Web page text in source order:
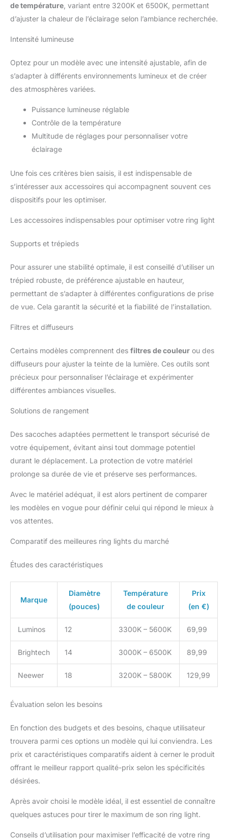
de température , variant entre 3200K et 6500K, permettant
d’ajuster la chaleur de l’éclairage selon l’ambiance recherchée.
Intensité lumineuse
Optez pour un modèle avec une intensité ajustable, afin de
s’adapter à différents environnements lumineux et de créer
des atmosphères variées.
Puissance lumineuse réglable
Contrôle de la température
Multitude de réglages pour personnaliser votre
éclairage
Une fois ces critères bien saisis, il est indispensable de
s’intéresser aux accessoires qui accompagnent souvent ces
dispositifs pour les optimiser.
Les accessoires indispensables pour optimiser votre ring light
Supports et trépieds
Pour assurer une stabilité optimale, il est conseillé d’utiliser un
trépied robuste, de préférence ajustable en hauteur,
permettant de s’adapter à différentes configurations de prise
de vue. Cela garantit la sécurité et la fiabilité de l’installation.
Filtres et diffuseurs
Certains modèles comprennent des filtres de couleur ou des
diffuseurs pour ajuster la teinte de la lumière. Ces outils sont
précieux pour personnaliser l’éclairage et expérimenter
différentes ambiances visuelles.
Solutions de rangement
Des sacoches adaptées permettent le transport sécurisé de
votre équipement, évitant ainsi tout dommage potentiel
durant le déplacement. La protection de votre matériel
prolonge sa durée de vie et préserve ses performances.
Avec le matériel adéquat, il est alors pertinent de comparer
les modèles en vogue pour définir celui qui répond le mieux à
vos attentes.
Comparatif des meilleures ring lights du marché
Études des caractéristiques
Marque
Diamètre
(pouces)
Température
de couleur
Prix
(en €)
Luminos 12 3300K – 5600K 69,99
Brightech 14 3000K – 6500K 89,99
Neewer 18 3200K – 5800K 129,99
Évaluation selon les besoins
En fonction des budgets et des besoins, chaque utilisateur
trouvera parmi ces options un modèle qui lui conviendra. Les
prix et caractéristiques comparatifs aident à cerner le produit
offrant le meilleur rapport qualité-prix selon les spécificités
désirées.
Après avoir choisi le modèle idéal, il est essentiel de connaître
quelques astuces pour tirer le maximum de son ring light.
Conseils d’utilisation pour maximiser l’efficacité de votre ring